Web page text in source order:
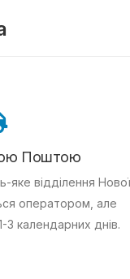
Поштою
яке відділення Нової
оператором, але
3 календарних днів.